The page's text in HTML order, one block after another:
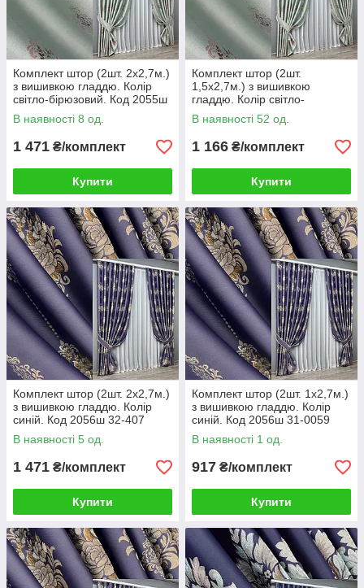
Комплект штор (2шт. 2х2,7м.)
з вишивкою гладдю. Колір
світло-бірюзовий. Код 2055ш
32-404
В наявності 8 од.
1 471 ₴/комплект
Купити
Комплект штор (2шт.
1,5х2,7м.) з вишивкою
гладдю. Колір світло-
бірюзовий. Код 2055ш 33-
1064
В наявності 52 од.
1 166 ₴/комплект
Купити
Комплект штор (2шт. 2х2,7м.)
з вишивкою гладдю. Колір
синій. Код 2056ш 32-407
В наявності 5 од.
1 471 ₴/комплект
Купити
Комплект штор (2шт. 1х2,7м.)
з вишивкою гладдю. Колір
синій. Код 2056ш 31-0059
В наявності 1 од.
917 ₴/комплект
Купити